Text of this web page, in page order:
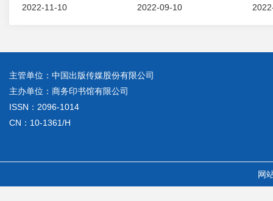
2022-11-10 2022-09-10
主管单位：中国出版传媒股份有限公司
主办单位：商务印书馆有限公司
ISSN：2096-1014
CN：10-1361/H
网